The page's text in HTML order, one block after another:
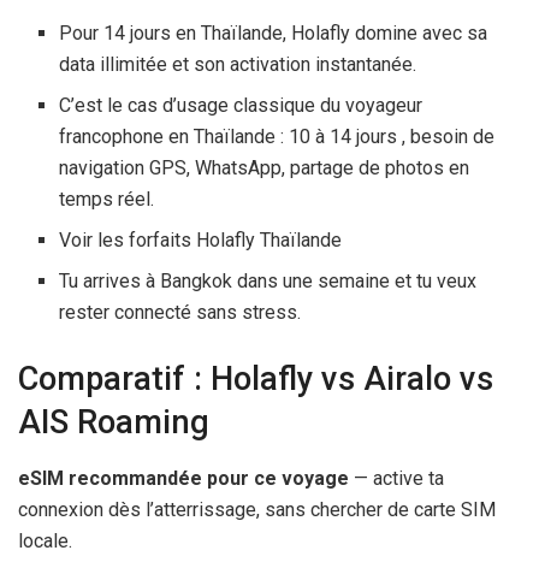
Pour 14 jours en Thaïlande, Holafly domine avec sa
data illimitée et son activation instantanée.
C’est le cas d’usage classique du voyageur
francophone en Thaïlande : 10 à 14 jours , besoin de
navigation GPS, WhatsApp, partage de photos en
temps réel.
Voir les forfaits Holafly Thaïlande
Tu arrives à Bangkok dans une semaine et tu veux
rester connecté sans stress.
Comparatif : Holafly vs Airalo vs
AIS Roaming
eSIM recommandée pour ce voyage — active ta
connexion dès l’atterrissage, sans chercher de carte SIM
locale.